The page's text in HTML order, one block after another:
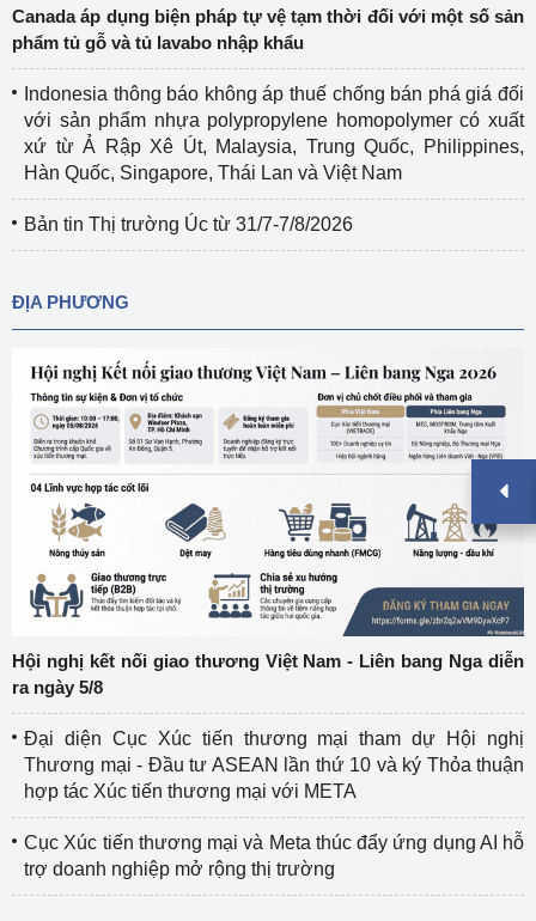
Canada áp dụng biện pháp tự vệ tạm thời đối với một số sản
phẩm tủ gỗ và tủ lavabo nhập khẩu
Indonesia thông báo không áp thuế chống bán phá giá đối
với sản phẩm nhựa polypropylene homopolymer có xuất
xứ từ Ả Rập Xê Út, Malaysia, Trung Quốc, Philippines,
Hàn Quốc, Singapore, Thái Lan và Việt Nam
Bản tin Thị trường Úc từ 31/7-7/8/2026
ĐỊA PHƯƠNG
Hội nghị kết nối giao thương Việt Nam - Liên bang Nga diễn
ra ngày 5/8
Đại diện Cục Xúc tiến thương mại tham dự Hội nghị
Thương mại - Đầu tư ASEAN lần thứ 10 và ký Thỏa thuận
hợp tác Xúc tiến thương mại với META
Cục Xúc tiến thương mại và Meta thúc đẩy ứng dụng AI hỗ
trợ doanh nghiệp mở rộng thị trường